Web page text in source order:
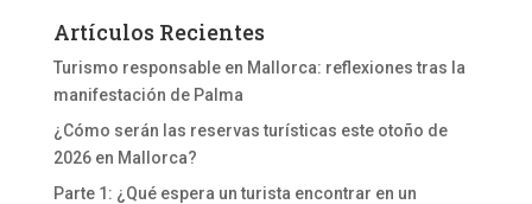
Artículos Recientes
Turismo responsable en Mallorca: reflexiones tras la
manifestación de Palma
¿Cómo serán las reservas turísticas este otoño de
2026 en Mallorca?
Parte 1: ¿Qué espera un turista encontrar en un